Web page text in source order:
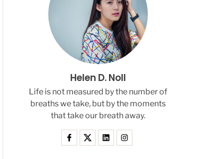
Helen D. Noll
Life is not measured by the number of
breaths we take, but by the moments
that take our breath away.